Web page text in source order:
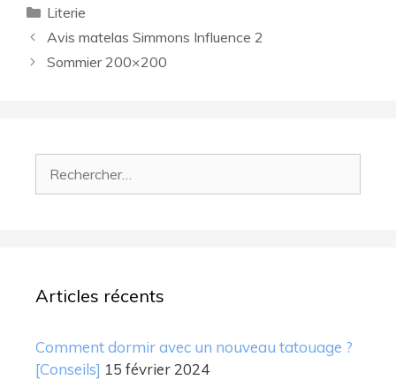
Catégories
Literie
Avis matelas Simmons Influence 2
Sommier 200×200
Articles récents
Comment dormir avec un nouveau tatouage ?
[Conseils] 15 février 2024